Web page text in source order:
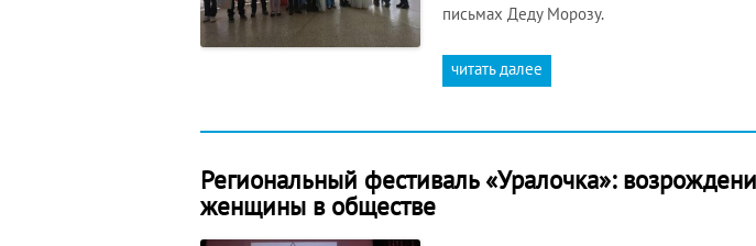
письмах Деду Морозу.
читать далее
Региональный фестиваль «Уралочка»:
женщины в обществе